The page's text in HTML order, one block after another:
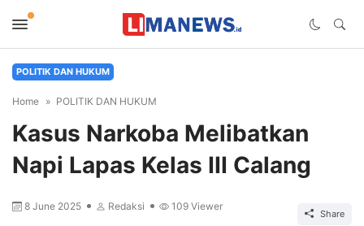
POLITIK DAN HUKUM
Home POLITIK DAN HUKUM
Kasus Narkoba Melibatkan
Napi Lapas Kelas III Calang
8 June 2025 Redaksi 109 Viewer
Share